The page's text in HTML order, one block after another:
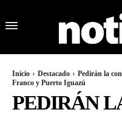
Inicio Destacado
Pedirán la
Franco y Puerto Iguazú
PEDIRÁN